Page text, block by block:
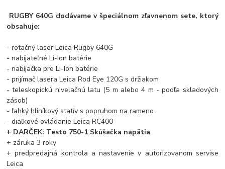
RUGBY 640G dodávame v špeciálnom zľavnenom sete, ktorý
obsahuje:
- rotačný laser Leica Rugby 640G
- nabíjateľné Li-Ion batérie
- nabíjačka pre Li-Ion batérie
- prijímač lasera Leica Rod Eye 120G s držiakom
- teleskopickú nivelačnú latu (5 m alebo 4 m - podľa skladových
zásob)
- ľahký hliníkový statív s popruhom na rameno
- diaľkové ovládanie Leica RC400
+ DARČEK: Testo 750-1 Skúšačka napätia
+ záruka 3 roky
+ predpredajná kontrola a nastavenie v autorizovanom servise
Leica